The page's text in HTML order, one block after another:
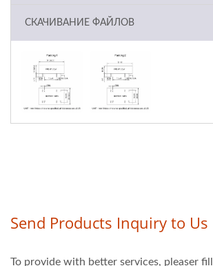
СКАЧИВАНИЕ ФАЙЛОВ